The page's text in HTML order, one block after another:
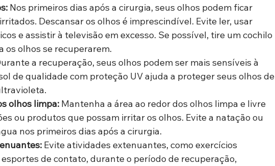
Nos primeiros dias após a cirurgia, seus olhos podem ficar
Descansar os olhos é imprescindível. Evite ler, usar
e assistir à televisão em excesso. Se possível, tire um cochilo
os olhos se recuperarem.
a recuperação, seus olhos podem ser mais sensíveis à
de qualidade com proteção UV ajuda a proteger seus olhos de
olhos limpa: Mantenha a área ao redor dos olhos limpa e livre
ou produtos que possam irritar os olhos. Evite a natação ou
nos primeiros dias após a cirurgia.
Evite atividades extenuantes, como exercícios
de contato, durante o período de recuperação,